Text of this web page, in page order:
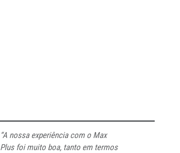
“A nossa experiência com o Max
Plus foi muito boa, tanto em termos